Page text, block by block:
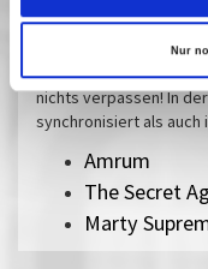
Nur
Ausgesuchte aktuelle
Auswertungskette viel
können Sie auf der
nichts verpassen! In
synchronisiert als
Amrum
The Secret
Marty